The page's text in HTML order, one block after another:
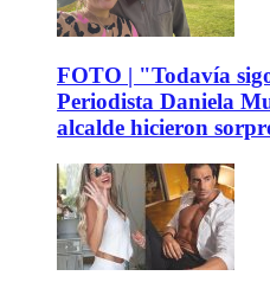
FOTO | "Todavía
Periodista Daniela
alcalde hicieron